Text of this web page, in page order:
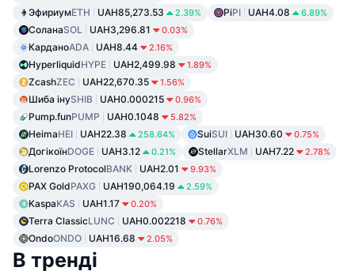
ЭфириумETH UAH85,273.53 2.39% PiPI UAH4.08 6.89%
СоланаSOL UAH3,296.81 0.03%
КарданоADA UAH8.44 2.16%
HyperliquidHYPE UAH2,499.98 1.89%
ZcashZEC UAH22,670.35 1.56%
Шиба інуSHIB UAH0.000215 0.96%
Pump.funPUMP UAH0.1048 5.82%
HeimaHEI UAH22.38 258.64% SuiSUI UAH30.60 0.75%
ДогікоїнDOGE UAH3.12 0.21% StellarXLM UAH7.22 2.78%
Lorenzo ProtocolBANK UAH2.01 9.93%
PAX GoldPAXG UAH190,064.19 2.59%
KaspaKAS UAH1.17 0.20%
Terra ClassicLUNC UAH0.002218 0.76%
OndoONDO UAH16.68 2.05%
В тренді